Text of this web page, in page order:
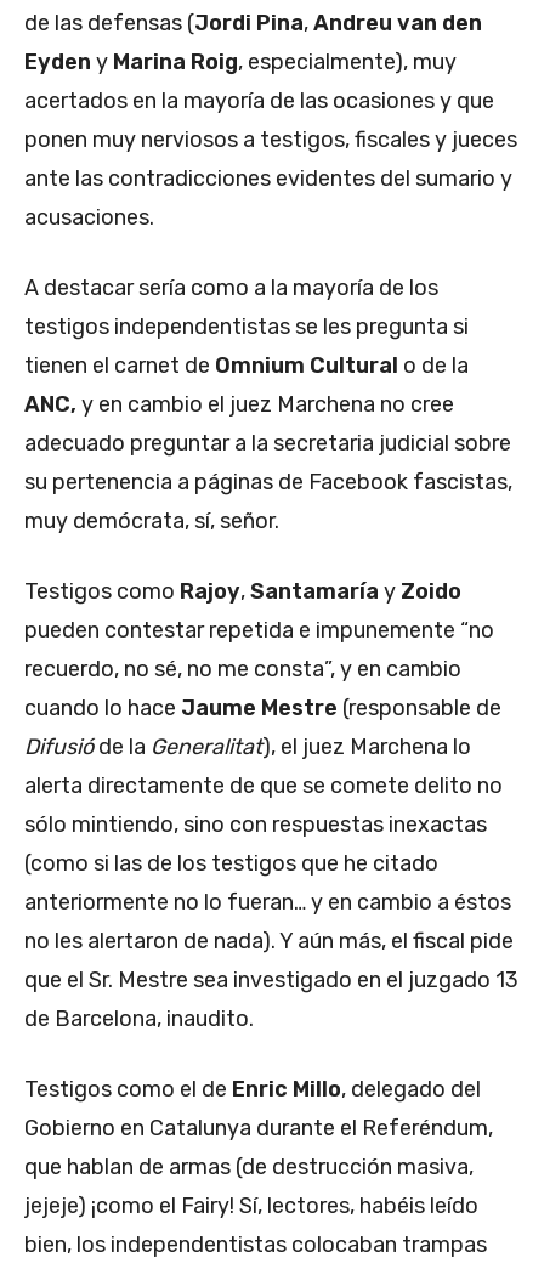
de las defensas (Jordi Pina,Andreu van den
Eyden y Marina Roig, especialmente), muy
acertados en la mayoría de las ocasiones y que
ponen muy nerviosos a testigos, fiscales y jueces
ante las contradicciones evidentes del sumario y
acusaciones.
A destacar sería como a la mayoría de los
testigos independentistas se les pregunta si
tienen el carnet de Omnium Cultural o de la
ANC, y en cambio el juez Marchena no cree
adecuado preguntar a la secretaria judicial sobre
su pertenencia a páginas de Facebook fascistas,
muy demócrata, sí, señor.
Testigos como Rajoy,Santamaría y Zoido
pueden contestar repetida e impunemente “no
recuerdo, no sé, no me consta”, y en cambio
cuando lo hace Jaume Mestre (responsable de
Difusióde la Generalitat), el juez Marchena lo
alerta directamente de que se comete delito no
sólo mintiendo, sino con respuestas inexactas
(como si las de los testigos que he citado
anteriormente no lo fueran… y en cambio a éstos
no les alertaron de nada). Y aún más, el fiscal pide
que el Sr. Mestre sea investigado en el juzgado 13
de Barcelona, inaudito.
Testigos como el de Enric Millo, delegado del
Gobierno en Catalunya durante el Referéndum,
que hablan de armas (de destrucción masiva,
jejeje) ¡como el Fairy! Sí, lectores, habéis leído
bien, los independentistas colocaban trampas